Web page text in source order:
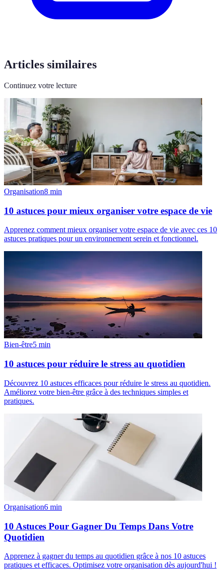
Articles similaires
Continuez votre lecture
Organisation8 min
10 astuces pour mieux organiser votre espace de vie
Apprenez comment mieux organiser votre espace de vie avec ces 10
astuces pratiques pour un environnement serein et fonctionnel.
Bien-être5 min
10 astuces pour réduire le stress au quotidien
Découvrez 10 astuces efficaces pour réduire le stress au quotidien.
Améliorez votre bien-être grâce à des techniques simples et
pratiques.
Organisation6 min
10 Astuces Pour Gagner Du Temps Dans Votre
Quotidien
Apprenez à gagner du temps au quotidien grâce à nos 10 astuces
pratiques et efficaces. Optimisez votre organisation dès aujourd'hui !